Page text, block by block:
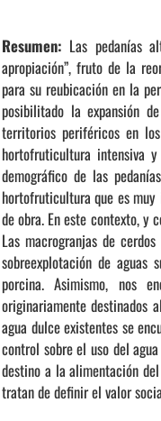
Resumen: Las pedanías
apropiación”, fruto de la
para su reubicación en la
posibilitado la expansión
territorios periféricos en
hortofruticultura intensiva
demográfico de las
hortofruticultura que es muy
de obra. En este contexto, y
Las macrogranjas de
sobreexplotación de
porcina. Asimismo, nos
originariamente destinados
agua dulce existentes se
control sobre el uso del
destino a la alimentación
tratan de definir el valor